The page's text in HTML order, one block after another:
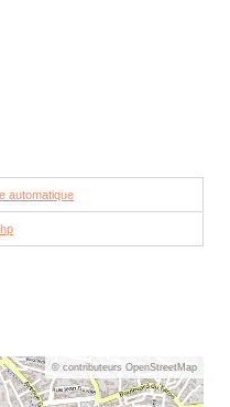
automatique
© contributeurs OpenStreetMap